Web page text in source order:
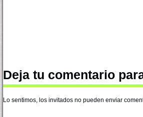
Deja tu comentario
Lo sentimos, los invitados no pueden enviar